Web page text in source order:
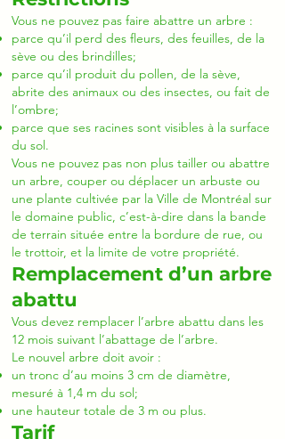
Vous ne pouvez pas faire abattre un arbre :
parce qu’il perd des fleurs, des feuilles, de la
sève ou des brindilles;
parce qu’il produit du pollen, de la sève,
abrite des animaux ou des insectes, ou fait de
l’ombre;
parce que ses racines sont visibles à la surface
du sol.
Vous ne pouvez pas non plus tailler ou abattre
un arbre, couper ou déplacer un arbuste ou
une plante cultivée par la Ville de Montréal sur
le domaine public, c’est-à-dire dans la bande
de terrain située entre la bordure de rue, ou
le trottoir, et la limite de votre propriété.
Remplacement d’un arbre
abattu
Vous devez remplacer l’arbre abattu dans les
12 mois suivant l’abattage de l’arbre.
Le nouvel arbre doit avoir :
un tronc d’au moins 3 cm de diamètre,
mesuré à 1,4 m du sol;
une hauteur totale de 3 m ou plus.
Tarif